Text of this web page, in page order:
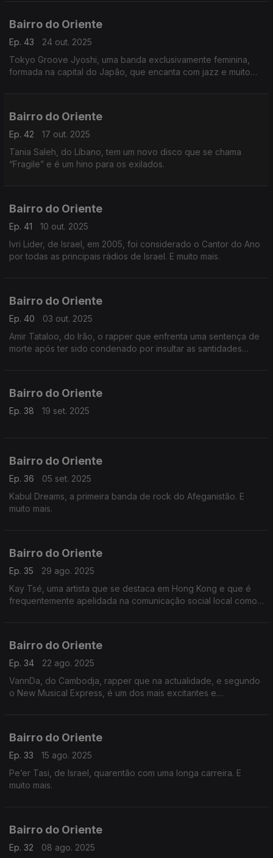
Bairro do Oriente
Ep. 43
24 out. 2025
Tokyo Groove Jyoshi, uma banda exclusivamente feminina,
formada na capital do Japão, que encanta com jazz e muito
Bairro do Oriente
Ep. 42
17 out. 2025
Tania Saleh, do Líbano, tem um novo disco que se chama
“Fragile” e é um hino para os exilados.
Bairro do Oriente
Ep. 41
10 out. 2025
Ivri Lider, de Israel, em 2005, foi considerado o Cantor do Ano
por todas as principais rádios de Israel. E muito mais.
Bairro do Oriente
Ep. 40
03 out. 2025
Amir Tataloo, do Irão, o rapper que enfrenta uma sentença de
morte após ter sido condenado por insultar as santidades
Bairro do Oriente
Ep. 38 19 set. 2025
Bairro do Oriente
Ep. 36
05 set. 2025
Kabul Dreams, a primeira banda de rock do Afeganistão. E
muito mais.
Bairro do Oriente
Ep. 35
29 ago. 2025
Kay Tsé, uma artista que se destaca em Hong Kong e que é
frequentemente apelidada na comunicação social local como
Bairro do Oriente
Ep. 34
22 ago. 2025
VannDa, do Cambodja, rapper que na actualidade, e segundo
o New Musical Express, é um dos mais excitantes e
Bairro do Oriente
Ep. 33
15 ago. 2025
Pe’er Tasi, de Israel, quarentão com uma longa carreira. E
muito mais.
Bairro do Oriente
Ep. 32 08 ago. 2025